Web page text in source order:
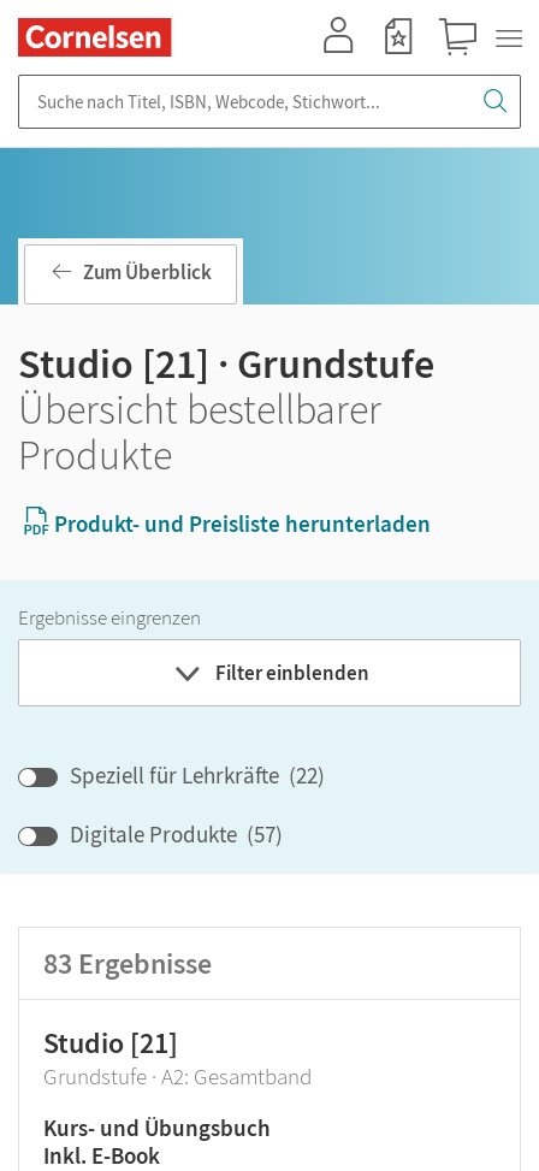
Zum Überblick
Studio [21] · Grundstufe
Übersicht bestellbarer
Produkte
Produkt- und Preisliste herunterladen
Ergebnisse eingrenzen
Filter einblenden
Klassenstufe
GER-Niveau
Speziell für Lehrkräfte (22)
Digitale Produkte (57)
83 Ergebnisse
Studio [21]
Grundstufe · A2: Gesamtband
Kurs- und Übungsbuch
Inkl. E-Book